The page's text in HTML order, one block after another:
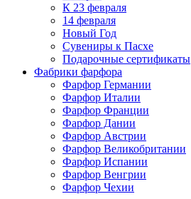
К 23 февраля
14 февраля
Новый Год
Сувениры к Пасхе
Подарочные сертификаты
Фабрики фарфора
Фарфор Германии
Фарфор Италии
Фарфор Франции
Фарфор Дании
Фарфор Австрии
Фарфор Великобритании
Фарфор Испании
Фарфор Венгрии
Фарфор Чехии